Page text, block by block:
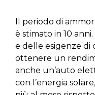
Il periodo di
è stimato in 10
e delle esigenze di
ottenere un
anche un’auto
con l’energia